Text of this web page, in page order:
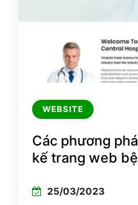
WEBSITE
Các phương
kế trang web
25/03/2023